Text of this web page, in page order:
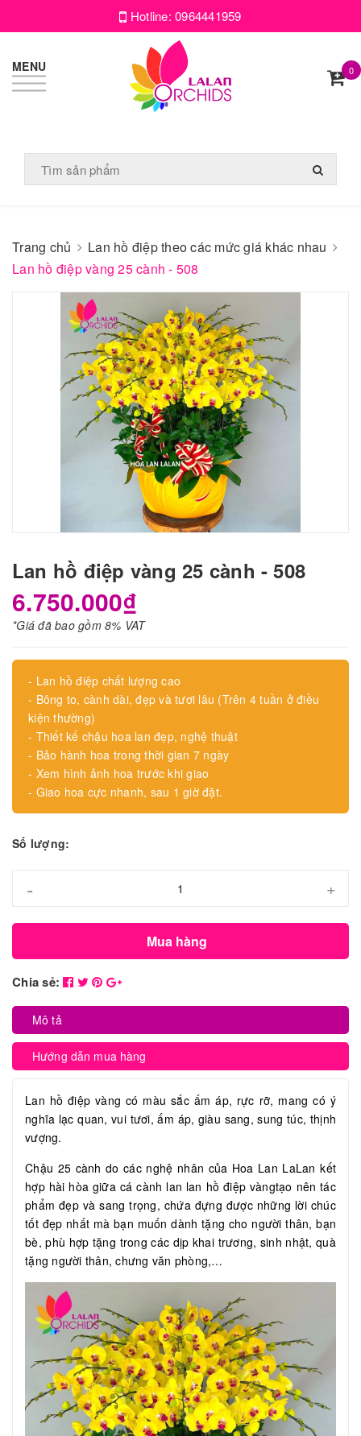
Hotline:0964441959
MENU 0
Trang chủ
Lan hồ điệp theo các mức giá khác nhau
Lan hồ điệp vàng 25 cành - 508
Lan hồ điệp vàng 25 cành - 508
6.750.000₫
*Giá đã bao gồm 8% VAT
- Lan hồ điệp chất lượng cao
- Bông to, cành dài, đẹp và tươi lâu (Trên 4 tuần ở điều
kiện thường)
- Thiết kế chậu hoa lan đẹp, nghệ thuật
- Bảo hành hoa trong thời gian 7 ngày
- Xem hình ảnh hoa trước khi giao
- Giao hoa cực nhanh, sau 1 giờ đặt.
Số lượng:
- +
Mua hàng
Chia sẻ:
Mô tả
Hướng dẫn mua hàng
Lan hồ điệp vàng có màu sắc ấm áp, rực rỡ, mang có ý
nghĩa lạc quan, vui tươi, ấm áp, giàu sang, sung túc, thịnh
vượng.
Chậu 25 cành do các nghệ nhân của Hoa Lan LaLan kết
hợp hài hòa giữa cá cành lan lan hồ điệp vàngtạo nên tác
phẩm đẹp và sang trọng, chứa đựng được những lời chúc
tốt đẹp nhất mà bạn muốn dành tặng cho người thân, bạn
bè, phù hợp tặng trong các dịp khai trương, sinh nhật, quà
tặng người thân, chưng văn phòng,…